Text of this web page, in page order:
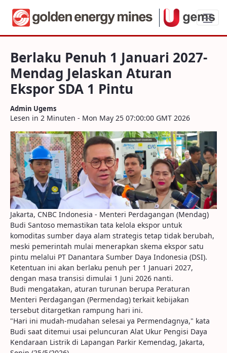
Berlaku Penuh 1 Januari 2027-Mendag
Berlaku Penuh 1 Januari 2027-
Mendag Jelaskan Aturan
Ekspor SDA 1 Pintu
Admin Ugems
Lesen in 2 Minuten - Mon May 25 07:00:00 GMT 2026
Jakarta, CNBC Indonesia - Menteri Perdagangan (Mendag)
Budi Santoso memastikan tata kelola ekspor untuk
komoditas sumber daya alam strategis tetap tidak berubah,
meski pemerintah mulai menerapkan skema ekspor satu
pintu melalui PT Danantara Sumber Daya Indonesia (DSI).
Ketentuan ini akan berlaku penuh per 1 Januari 2027,
dengan masa transisi dimulai 1 Juni 2026 nanti.
Budi mengatakan, aturan turunan berupa Peraturan
Menteri Perdagangan (Permendag) terkait kebijakan
tersebut ditargetkan rampung hari ini.
"Hari ini mudah-mudahan selesai ya Permendagnya," kata
Budi saat ditemui usai peluncuran Alat Ukur Pengisi Daya
Kendaraan Listrik di Lapangan Parkir Kemendag, Jakarta,